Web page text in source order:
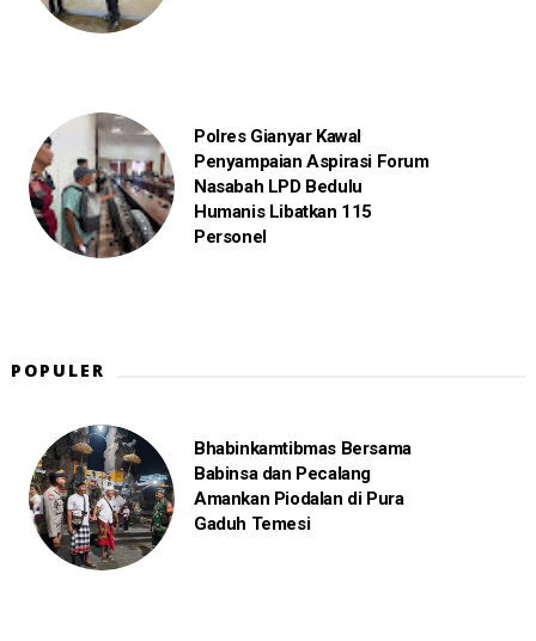
Polres Gianyar Kawal
Penyampaian Aspirasi Forum
Nasabah LPD Bedulu
Humanis Libatkan 115
Personel
POPULER
Bhabinkamtibmas Bersama
Babinsa dan Pecalang
Amankan Piodalan di Pura
Gaduh Temesi